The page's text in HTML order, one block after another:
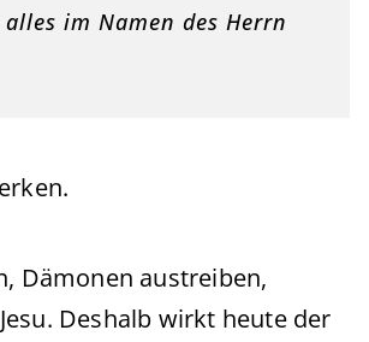
im Namen des Herrn
Dämonen austreiben,
Deshalb wirkt heute der